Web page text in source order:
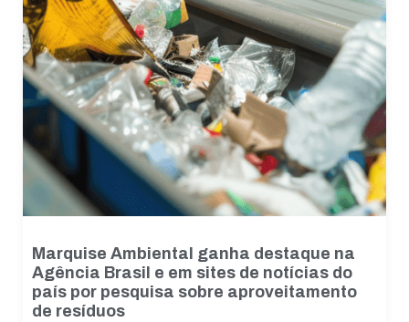
Marquise Ambiental ganha destaque na
Agência Brasil e em sites de notícias do
país por pesquisa sobre aproveitamento
de resíduos